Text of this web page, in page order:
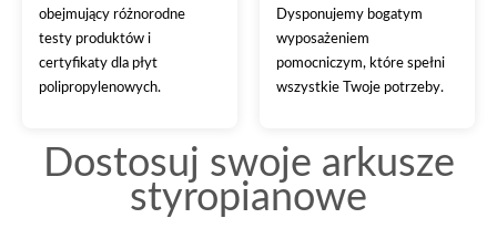
obejmujący różnorodne
testy produktów i
certyfikaty dla płyt
polipropylenowych.
Dysponujemy bogatym
wyposażeniem
pomocniczym, które spełni
wszystkie Twoje potrzeby.
Dostosuj swoje arkusze
styropianowe